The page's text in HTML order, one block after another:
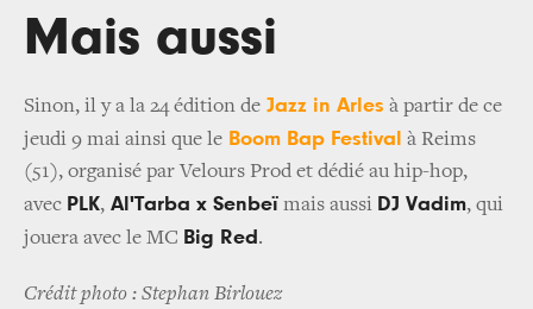
Mais aussi
Sinon, il y a la 24 édition de Jazz in Arles à partir de ce
jeudi 9 mai ainsi que le Boom Bap Festival à Reims
(51), organisé par Velours Prod et dédié au hip-hop,
avec PLK, Al'Tarba x Senbeï mais aussi DJ Vadim, qui
jouera avec le MC Big Red .
Crédit photo : Stephan Birlouez